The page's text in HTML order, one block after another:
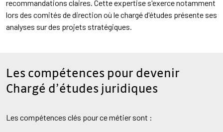
recommandations claires. Cette expertise s'exerce notamment
lors des comités de direction où le chargé d'études présente ses
analyses sur des projets stratégiques.
Les compétences pour devenir
Chargé d’études juridiques
Les compétences clés pour ce métier sont :